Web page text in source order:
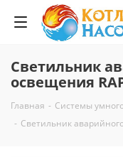
Светильник
освещения
Главная - Системы
- Светильник